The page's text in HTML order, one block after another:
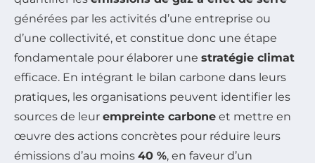
générées par les activités d’une entreprise ou
d’une collectivité, et constitue donc une étape
fondamentale pour élaborer une stratégie climat
efficace. En intégrant le bilan carbone dans leurs
pratiques, les organisations peuvent identifier les
sources de leur empreinte carbone et mettre en
œuvre des actions concrètes pour réduire leurs
émissions d’au moins 40 %, en faveur d’un